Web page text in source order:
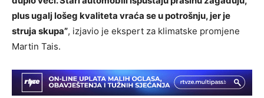
plus ugalj lošeg kvaliteta vraća se u potrošnju, jer je
struja skupa”, izjavio je ekspert za klimatske promjene
Martin Tais.